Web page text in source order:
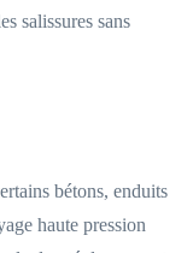
salissures sans
bétons, enduits
haute pression